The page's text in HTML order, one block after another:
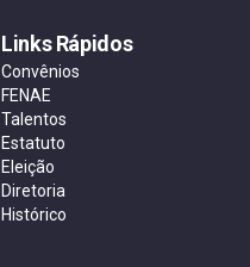
Links Rápidos
Convênios
FENAE
Talentos
Estatuto
Eleição
Diretoria
Histórico